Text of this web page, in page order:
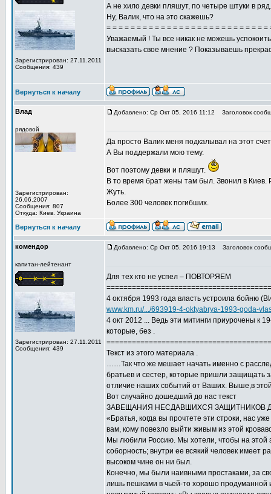
Зарегистрирован: 27.11.2011
Сообщения: 439
А не хило девки пляшут, по четыре штуки в ряд.
Ну, Валик, что на это скажешь?
= = = = = = = = = = = = = = = = = = = = = = = = = = =
Уважаемый ! Ты все никак не можешь
высказать свое мнение ? Показываешь
Вернуться к началу
Влад
рядовой
Зарегистрирован:
26.06.2007
Сообщения: 807
Откуда: Киев. Украина
Добавлено: Ср Окт 05, 2016 11:12 Заголовок
Да просто Валик меня подкалывал на этот
А Вы поддержали мою тему.
Вот поэтому девки и пляшут.
В то время брат жены там был. Звонил в Киев.
Жуть.
Более 300 человек погибших.
Вернуться к началу
комендор
капитан-лейтенант
Зарегистрирован: 27.11.2011
Сообщения: 439
Добавлено: Ср Окт 05, 2016 19:13 Заголовок
Для тех кто не успел – ПОВТОРЯЕМ
4 октября 1993 года власть устроила бойню
www.km.ru/.../693919-4-oktyabrya-1993-goda-
4 окт 2012 ... Ведь эти митинги приурочены к
которые, без .
Текст из этого материала .
……Так что же мешает начать именно с
братьев и сестер, которые пришли защищать
отличие наших событий от Ваших. Выше,в
Вот случайно дошедший до нас текст
ЗАВЕЩАНИЯ НЕСДАВШИХСЯ ЗАЩИТНИКОВ
«Братья, когда вы прочтете эти строки, нас
вам, кому повезло выйти живым из этой
Мы любили Россию. Мы хотели, чтобы на этой
соборность; внутри ее всякий человек имеет
высоком чине он ни был.
Конечно, мы были наивными простаками, за
лишь пешками в чьей-то хорошо продуманной